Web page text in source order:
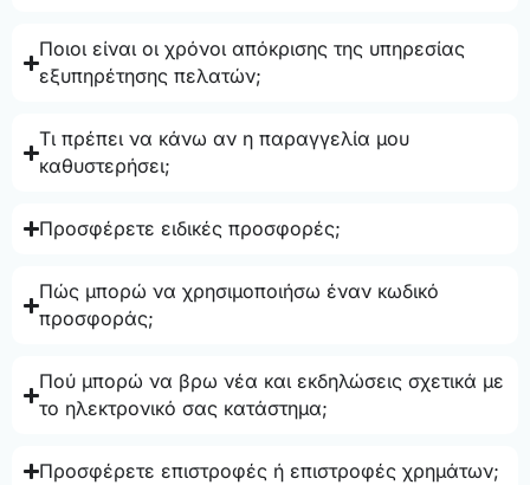
Ποιοι είναι οι χρόνοι απόκρισης της υπηρεσίας
εξυπηρέτησης πελατών;
Τι πρέπει να κάνω αν η παραγγελία μου
καθυστερήσει;
Προσφέρετε ειδικές προσφορές;
Πώς μπορώ να χρησιμοποιήσω έναν κωδικό
προσφοράς;
Πού μπορώ να βρω νέα και εκδηλώσεις σχετικά με
το ηλεκτρονικό σας κατάστημα;
Προσφέρετε επιστροφές ή επιστροφές χρημάτων;